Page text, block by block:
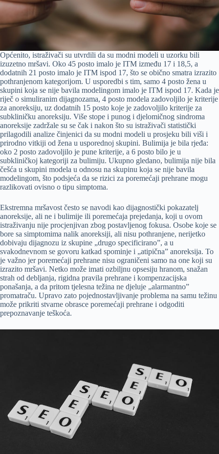
Općenito, istraživači su utvrdili da su modni modeli u uzorku bili
izuzetno mršavi. Oko 45 posto imalo je ITM između 17 i 18,5, a
dodatnih 21 posto imalo je ITM ispod 17, što se obično smatra izrazito
pothranjenom kategorijom. U usporedbi s tim, samo 4 posto žena u
skupini koja se nije bavila modelingom imalo je ITM ispod 17. Kada je
riječ o simuliranim dijagnozama, 4 posto modela zadovoljilo je kriterije
za anoreksiju, uz dodatnih 15 posto koje je zadovoljilo kriterije za
subkliničku anoreksiju. Više stope i punog i djelomičnog sindroma
anoreksije zadržale su se čak i nakon što su istraživači statistički
prilagodili analize činjenici da su modni modeli u prosjeku bili viši i
prirodno vitkiji od žena u usporednoj skupini. Bulimija je bila rjeđa:
oko 2 posto zadovoljilo je pune kriterije, a 6 posto bilo je u
subkliničkoj kategoriji za bulimiju. Ukupno gledano, bulimija nije bila
češća u skupini modela u odnosu na skupinu koja se nije bavila
modelingom, što podsjeća da se rizici za poremećaji prehrane mogu
razlikovati ovisno o tipu simptoma.
Ekstremna mršavost često se navodi kao dijagnostički pokazatelj
anoreksije, ali ne i bulimije ili poremećaja prejedanja, koji u ovom
istraživanju nije procjenjivan zbog postavljenog fokusa. Osobe koje se
bore sa simptomima nalik anoreksiji, ali nisu pothranjene, nerijetko
dobivaju dijagnozu iz skupine „drugo specificirano”, a u
svakodnevnom se govoru katkad spominje i „atipična” anoreksija. To
je važno jer poremećaji prehrane nisu ograničeni samo na one koji su
izrazito mršavi. Netko može imati ozbiljnu opsesiju hranom, snažan
strah od debljanja, rigidna pravila prehrane i kompenzacijska
ponašanja, a da pritom tjelesna težina ne djeluje „alarmantno”
promatraču. Upravo zato pojednostavljivanje problema na samu težinu
može prikriti stvarne obrasce poremećaji prehrane i odgoditi
prepoznavanje teškoća.